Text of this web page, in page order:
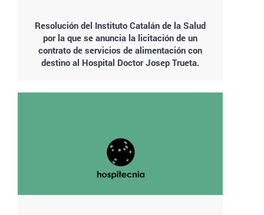
Resolución del Instituto Catalán de la Salud
por la que se anuncia la licitación de un
contrato de servicios de alimentación con
destino al Hospital Doctor Josep Trueta.